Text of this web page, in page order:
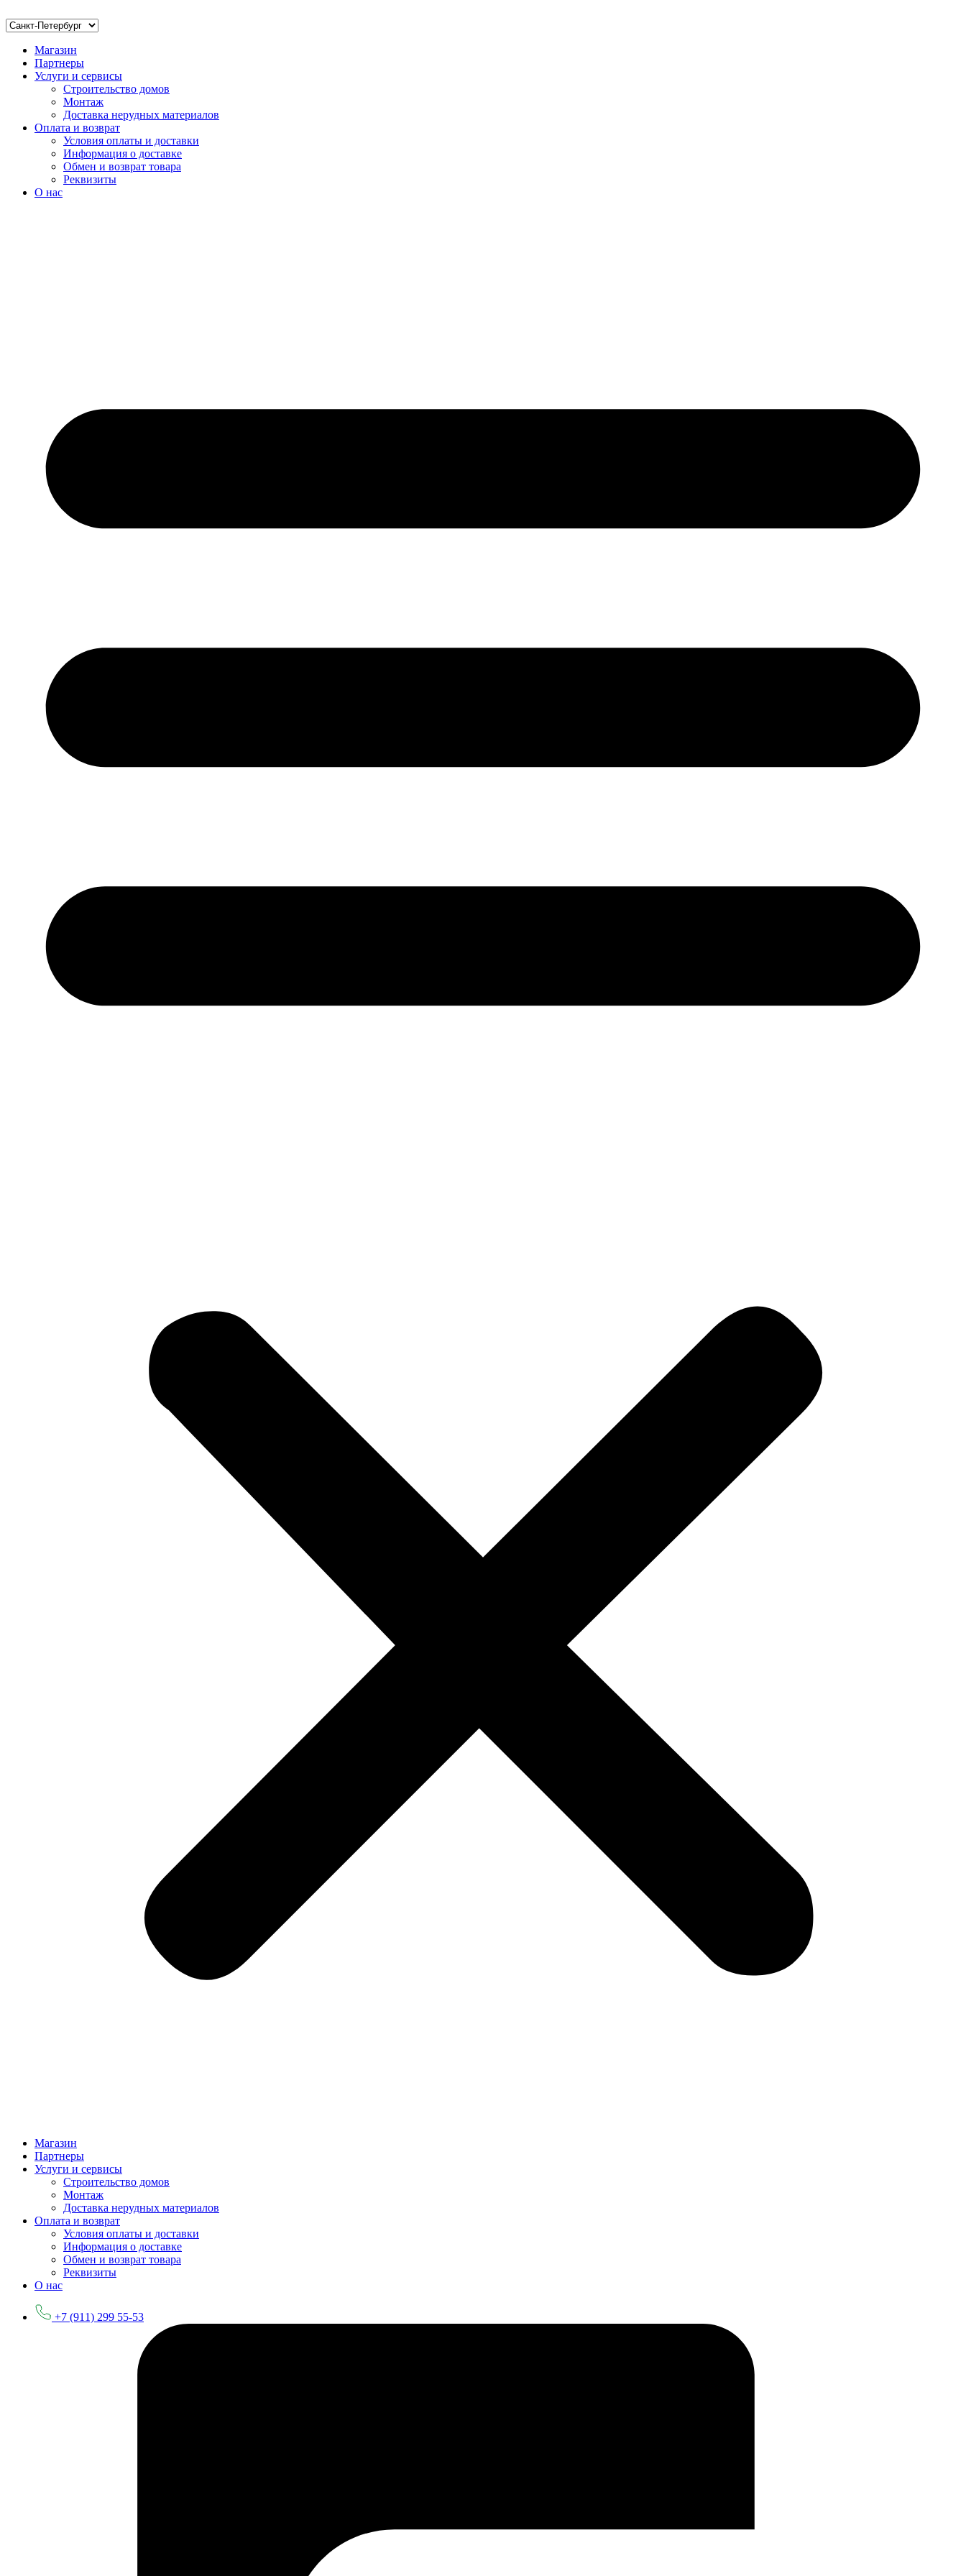
Магазин
Партнеры
Услуги и сервисы
Строительство домов
Монтаж
Доставка нерудных материалов
Оплата и возврат
Условия оплаты и доставки
Информация о доставке
Обмен и возврат товара
Реквизиты
О нас
Магазин
Партнеры
Услуги и сервисы
Строительство домов
Монтаж
Доставка нерудных материалов
Оплата и возврат
Условия оплаты и доставки
Информация о доставке
Обмен и возврат товара
Реквизиты
О нас
+7 (911) 299 55-53